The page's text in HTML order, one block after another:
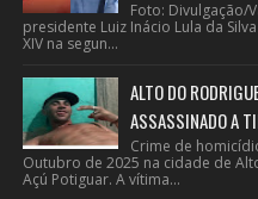
Foto: Divulgação/
presidente Luiz Inácio Lula da
XIV na segun...
ALTO DO
ASSASSINADO A
Crime de
Outubro de 2025 na cidade de
Açú Potiguar. A vítima...